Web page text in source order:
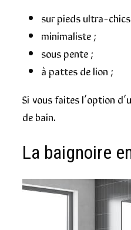
sur pieds ultra-
minimaliste ;
sous pente ;
à pattes de lion ;
Si vous faites l’option
de bain.
La baignoire